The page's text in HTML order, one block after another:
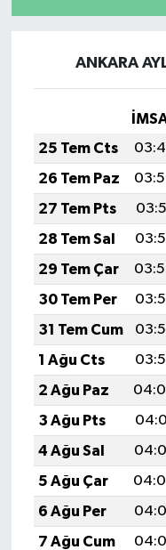
ANKARA
25 Tem Cts
26 Tem Paz
27 Tem Pts
28 Tem Sal
29 Tem Çar
30 Tem Per
31 Tem Cum
1 Ağu Cts
2 Ağu Paz
3 Ağu Pts
4 Ağu Sal
5 Ağu Çar
6 Ağu Per
7 Ağu Cum